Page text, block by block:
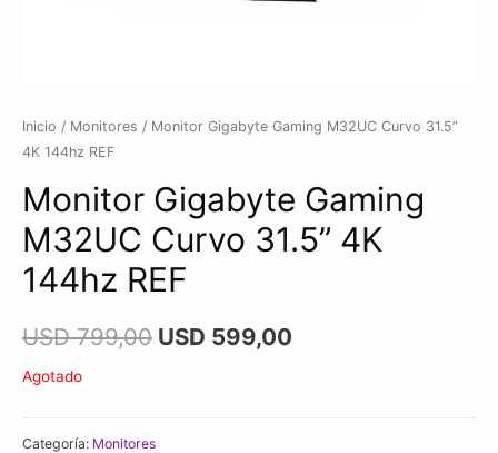
Inicio / Monitores / Monitor Gigabyte Gaming M32UC Curvo 31.5”
4K 144hz REF
Monitor Gigabyte Gaming
M32UC Curvo 31.5” 4K
144hz REF
USD799,00 USD 599,00
Agotado
Categoría: Monitores